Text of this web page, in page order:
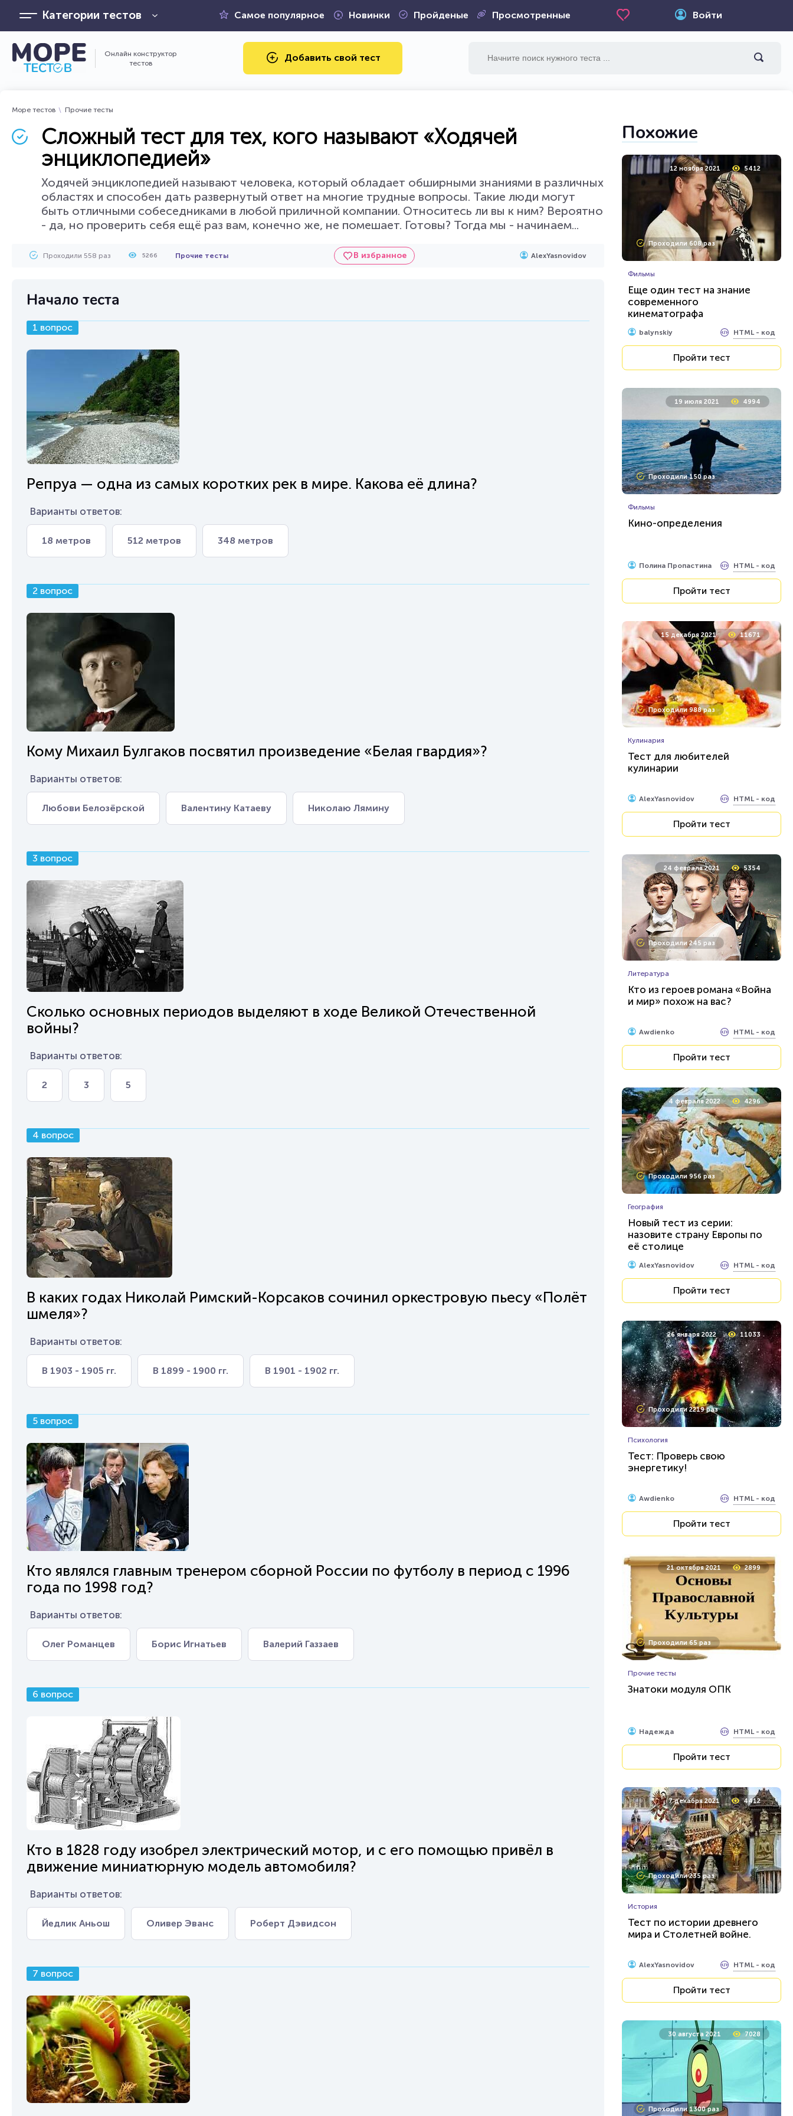
Категории тестов Самое популярное Новинки Пройденые Просмотренные Войти
Онлайн конструктор
тестов
Добавить свой тест
Море тестов Прочие тесты
Сложный тест для тех, кого называют «Ходячей
энциклопедией»
Ходячей энциклопедией называют человека, который обладает обширными знаниями в различных
областях и способен дать развернутый ответ на многие трудные вопросы. Такие люди могут
быть отличными собеседниками в любой приличной компании. Относитесь ли вы к ним? Вероятно
- да, но проверить себя ещё раз вам, конечно же, не помешает. Готовы? Тогда мы - начинаем...
Проходили 558 раз 5266 Прочие тесты В избранное AlexYasnovidov
Начало теста
1 вопрос
Репруа — одна из самых коротких рек в мире. Какова её длина?
Варианты ответов:
18 метров 512 метров 348 метров
2 вопрос
Кому Михаил Булгаков посвятил произведение «Белая гвардия»?
Варианты ответов:
Любови Белозёрской Валентину Катаеву Николаю Лямину
3 вопрос
Сколько основных периодов выделяют в ходе Великой Отечественной
войны?
Варианты ответов:
2 3 5
4 вопрос
В каких годах Николай Римский-Корсаков сочинил оркестровую пьесу «Полёт
шмеля»?
Варианты ответов:
В 1903 - 1905 гг. В 1899 - 1900 гг. В 1901 - 1902 гг.
5 вопрос
Кто являлся главным тренером сборной России по футболу в период с 1996
года по 1998 год?
Варианты ответов:
Олег Романцев Борис Игнатьев Валерий Газзаев
6 вопрос
Кто в 1828 году изобрел электрический мотор, и с его помощью привёл в
движение миниатюрную модель автомобиля?
Варианты ответов:
Йедлик Аньош Оливер Эванс Роберт Дэвидсон
7 вопрос
Похожие
12 ноября 2021 5412
Проходили 608 раз
Фильмы
Еще один тест на знание
современного
кинематографа
balynskiy HTML - код
Пройти тест
19 июля 2021 4994
Проходили 150 раз
Фильмы
Кино-определения
Полина Пропастина HTML - код
Пройти тест
15 декабря 2021 11671
Проходили 988 раз
Кулинария
Тест для любителей
кулинарии
AlexYasnovidov HTML - код
Пройти тест
24 февраля 2021 5354
Проходили 245 раз
Литература
Кто из героев романа «Война
и мир» похож на вас?
Awdienko HTML - код
Пройти тест
4 февраля 2022 4296
Проходили 956 раз
География
Новый тест из серии:
назовите страну Европы по
её столице
AlexYasnovidov HTML - код
Пройти тест
26 января 2022 11033
Проходили 2219 раз
Психология
Тест: Проверь свою
энергетику!
Awdienko HTML - код
Пройти тест
21 октября 2021 2899
Проходили 65 раз
Прочие тесты
Знатоки модуля ОПК
Надежда HTML - код
Пройти тест
7 декабря 2021 4412
Проходили 235 раз
История
Тест по истории древнего
мира и Столетней войне.
AlexYasnovidov HTML - код
Пройти тест
30 августа 2021 7028
Проходили 1300 раз